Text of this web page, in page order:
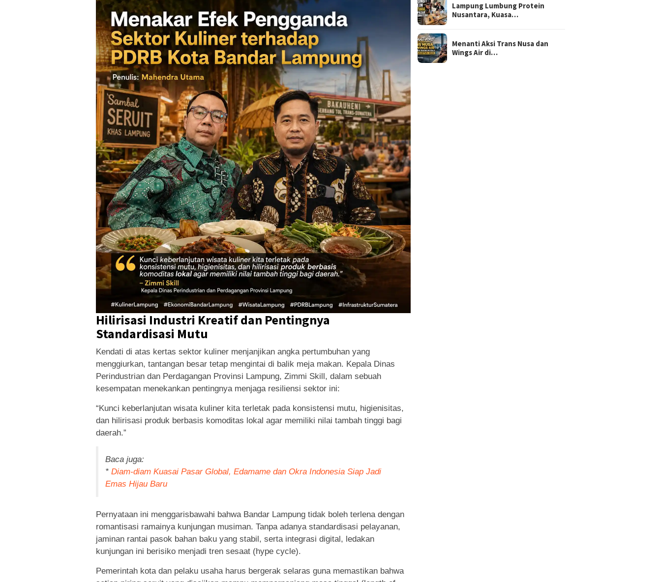
Hilirisasi Industri Kreatif dan Pentingnya
Standardisasi Mutu
Kendati di atas kertas sektor kuliner menjanjikan angka pertumbuhan yang
menggiurkan, tantangan besar tetap mengintai di balik meja makan. Kepala Dinas
Perindustrian dan Perdagangan Provinsi Lampung, Zimmi Skill, dalam sebuah
kesempatan menekankan pentingnya menjaga resiliensi sektor ini:
“Kunci keberlanjutan wisata kuliner kita terletak pada konsistensi mutu, higienisitas,
dan hilirisasi produk berbasis komoditas lokal agar memiliki nilai tambah tinggi bagi
daerah.”
Baca juga:
* Diam-diam Kuasai Pasar Global, Edamame dan Okra Indonesia Siap Jadi
Emas Hijau Baru
Pernyataan ini menggarisbawahi bahwa Bandar Lampung tidak boleh terlena dengan
romantisasi ramainya kunjungan musiman. Tanpa adanya standardisasi pelayanan,
jaminan rantai pasok bahan baku yang stabil, serta integrasi digital, ledakan
kunjungan ini berisiko menjadi tren sesaat (hype cycle).
Pemerintah kota dan pelaku usaha harus bergerak selaras guna memastikan bahwa
Lampung Lumbung Protein
Nusantara, Kuasa…
Menanti Aksi Trans Nusa dan
Wings Air di…